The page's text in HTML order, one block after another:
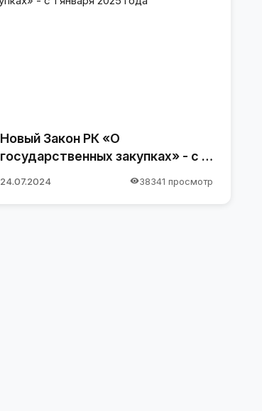
Новый Закон РК «О
государственных закупках» - с 1
24.07.2024 38341 просмотр